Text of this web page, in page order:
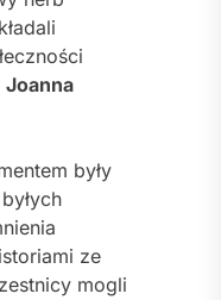
Joanna
były
ze
mogli